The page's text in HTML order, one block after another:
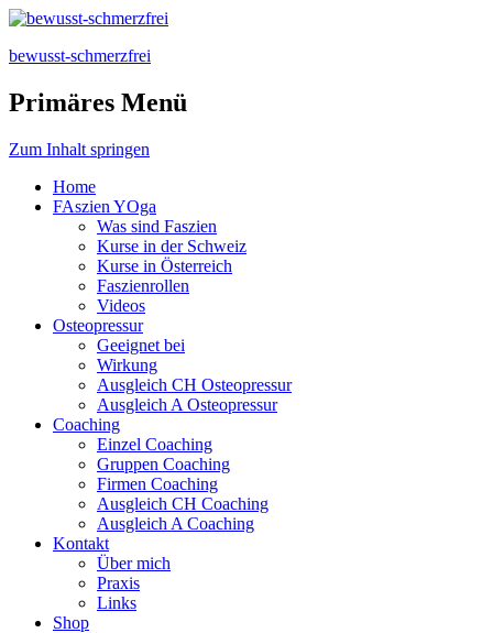
bewusst-schmerzfrei
Primäres Menü
Zum Inhalt springen
Home
FAszien YOga
Was sind Faszien
Kurse in der Schweiz
Kurse in Österreich
Faszienrollen
Videos
Osteopressur
Geeignet bei
Wirkung
Ausgleich CH Osteopressur
Ausgleich A Osteopressur
Coaching
Einzel Coaching
Gruppen Coaching
Firmen Coaching
Ausgleich CH Coaching
Ausgleich A Coaching
Kontakt
Über mich
Praxis
Links
Shop